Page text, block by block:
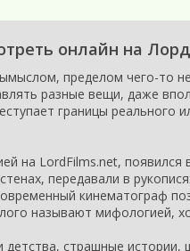
онлайн на
пределом чего-то
разные вещи, даже
границы реального
на LordFilms.net,
передавали в
кинематограф
называют мифологией,
детства, страшные